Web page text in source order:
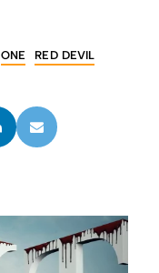
ONE
RED DEVIL